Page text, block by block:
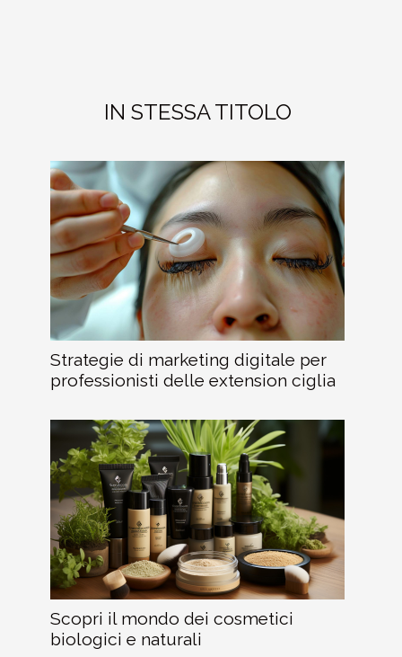
IN STESSA TITOLO
Strategie di marketing digitale per
professionisti delle extension ciglia
Scopri il mondo dei cosmetici
biologici e naturali